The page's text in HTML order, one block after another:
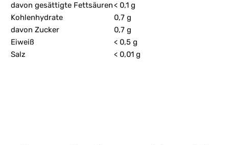
davon gesättigte Fettsäuren< 0,1 g
Kohlenhydrate
0,7 g
davon Zucker
0,7 g
Eiweiß
< 0,5 g
Salz
< 0,01 g